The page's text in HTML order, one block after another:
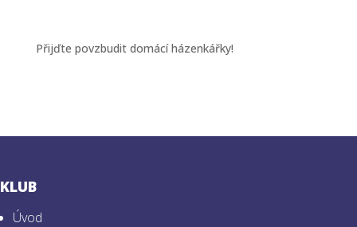
Přijďte povzbudit domácí házenkářky!
KLUB
Úvod